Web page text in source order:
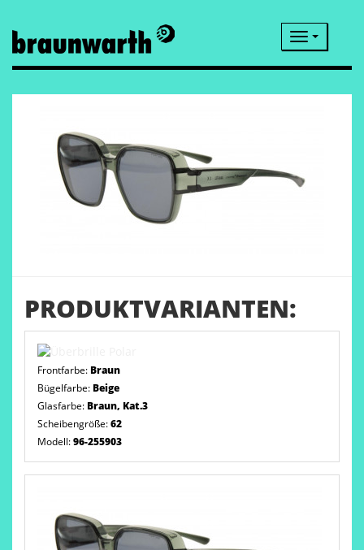
PRODUKTVARIANTEN:
Frontfarbe: Braun
Bügelfarbe: Beige
Glasfarbe: Braun, Kat.3
Scheibengröße:62
Modell:96-255903